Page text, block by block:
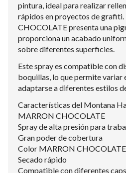
pintura, ideal para realizar
rápidos en proyectos de
CHOCOLATE presenta una
proporciona un acabado
sobre diferentes superficies.
Este spray es compatible con
boquillas, lo que permite variar
adaptarse a diferentes estilos
Características del Montana
MARRON CHOCOLATE
Spray de alta presión para
Gran poder de cobertura
Color MARRON
Secado rápido
Compatible con diferentes caps